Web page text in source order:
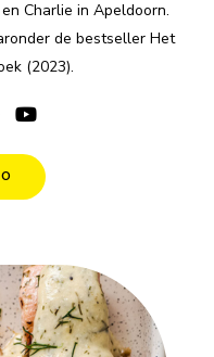
Charlie in Apeldoorn.
de bestseller Het
(2023).